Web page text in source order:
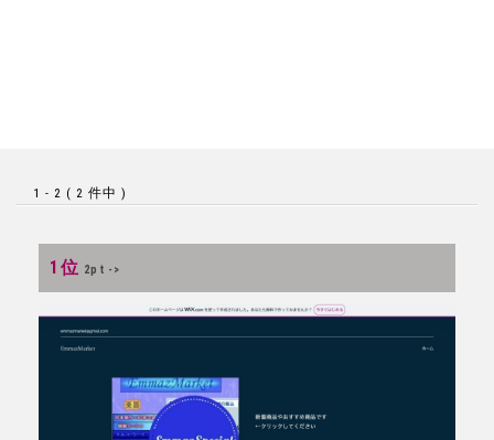
1 - 2 ( 2 件中 )
1位 2pt ->